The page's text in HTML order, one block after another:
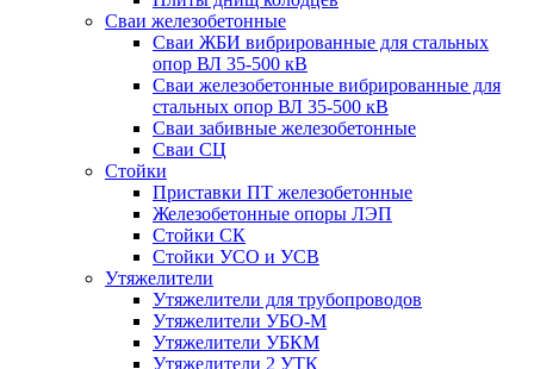
Сваи железобетонные
Сваи ЖБИ вибрированные для стальных
опор ВЛ 35-500 кВ
Сваи железобетонные вибрированные для
стальных опор ВЛ 35-500 кВ
Сваи забивные железобетонные
Сваи СЦ
Стойки
Приставки ПТ железобетонные
Железобетонные опоры ЛЭП
Стойки СК
Стойки УСО и УСВ
Утяжелители
Утяжелители для трубопроводов
Утяжелители УБО-М
Утяжелители УБКМ
Утяжелители 2 УТК